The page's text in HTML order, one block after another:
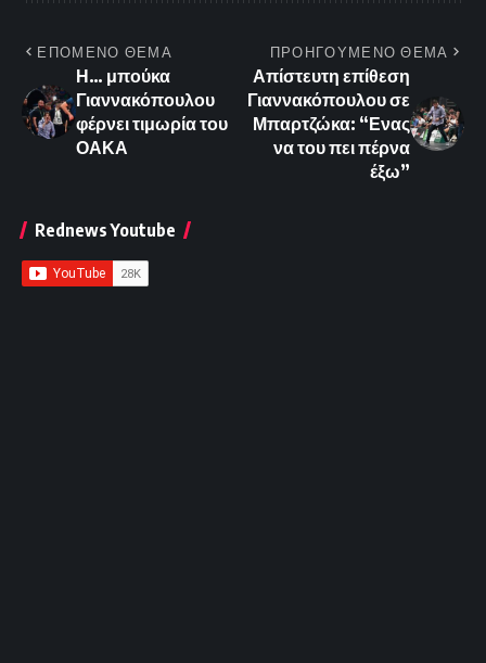
ΕΠΟΜΕΝΟ ΘΕΜΑ
Η… μπούκα
Γιαννακόπουλου
φέρνει τιμωρία του
ΟΑΚΑ
ΠΡΟΗΓΟΥΜΕΝΟ ΘΕΜΑ
Απίστευτη επίθεση
Γιαννακόπουλου σε
Μπαρτζώκα: “Ενας
να του πει πέρνα
έξω”
Rednews Youtube